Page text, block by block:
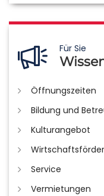
Für Sie
Öffnungszeiten
Bildung und
Kulturangebot
Service
Vermietungen